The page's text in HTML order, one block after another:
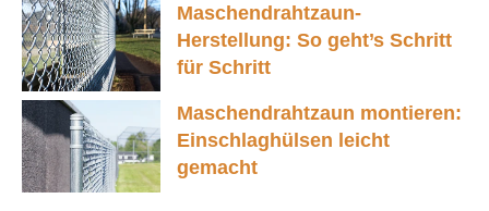
Maschendrahtzaun-
Herstellung: So geht’s Schritt
für Schritt
Maschendrahtzaun montieren:
Einschlaghülsen leicht
gemacht